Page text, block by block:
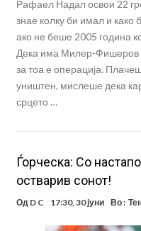
Рафаел Надал освои 22
знае колку би имал и како
ако не беше 2005 година
Дека има Милер-Фишеров
за тоа е операција.
уништен, мислеше дека
срцето …
Ѓорческа: Со
остварив сонот!
Од D C 17:30, 30 јуни Во :